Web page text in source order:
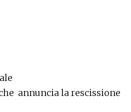
annuncia la rescissione